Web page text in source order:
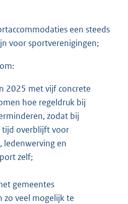
een steeds
voor sportverenigingen;
2025 met vijf concrete
hoe regeldruk bij
zodat bij
tijd overblijft voor
ledenwerving en
zelf;
gemeentes
zo veel mogelijk te